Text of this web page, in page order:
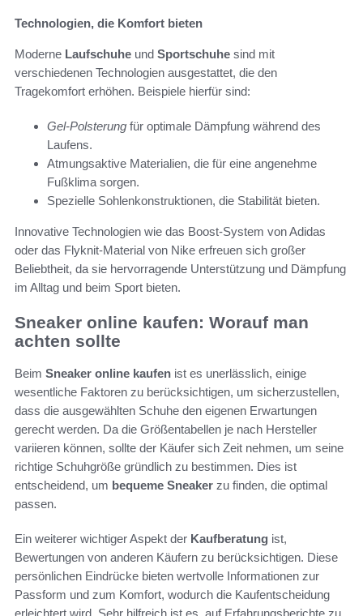
Technologien, die Komfort bieten
Moderne Laufschuhe und Sportschuhe sind mit
verschiedenen Technologien ausgestattet, die den
Tragekomfort erhöhen. Beispiele hierfür sind:
Gel-Polsterung für optimale Dämpfung während des
Laufens.
Atmungsaktive Materialien, die für eine angenehme
Fußklima sorgen.
Spezielle Sohlenkonstruktionen, die Stabilität bieten.
Innovative Technologien wie das Boost-System von Adidas
oder das Flyknit-Material von Nike erfreuen sich großer
Beliebtheit, da sie hervorragende Unterstützung und Dämpfung
im Alltag und beim Sport bieten.
Sneaker online kaufen: Worauf man
achten sollte
Beim Sneaker online kaufen ist es unerlässlich, einige
wesentliche Faktoren zu berücksichtigen, um sicherzustellen,
dass die ausgewählten Schuhe den eigenen Erwartungen
gerecht werden. Da die Größentabellen je nach Hersteller
variieren können, sollte der Käufer sich Zeit nehmen, um seine
richtige Schuhgröße gründlich zu bestimmen. Dies ist
entscheidend, um bequeme Sneaker zu finden, die optimal
passen.
Ein weiterer wichtiger Aspekt der Kaufberatung ist,
Bewertungen von anderen Käufern zu berücksichtigen. Diese
persönlichen Eindrücke bieten wertvolle Informationen zur
Passform und zum Komfort, wodurch die Kaufentscheidung